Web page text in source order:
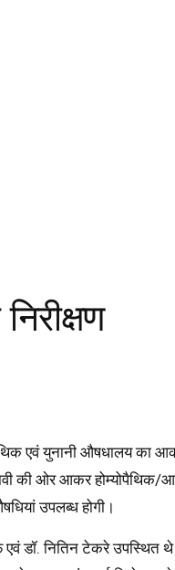
एवं युनानी औषधालय का
की ओर आकर होम्योपैथिक/
उपलब्ध होगी।
डॉ. नितिन टेकरे उपस्थित